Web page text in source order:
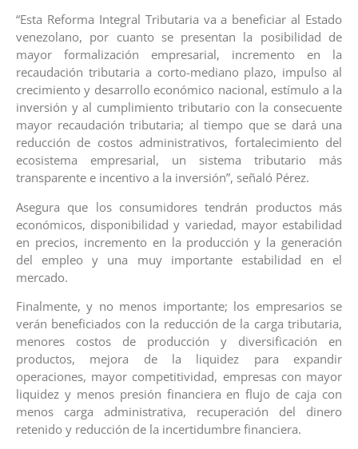
“Esta Reforma Integral Tributaria va a beneficiar al Estado
venezolano, por cuanto se presentan la posibilidad de
mayor formalización empresarial, incremento en la
recaudación tributaria a corto-mediano plazo, impulso al
crecimiento y desarrollo económico nacional, estímulo a la
inversión y al cumplimiento tributario con la consecuente
mayor recaudación tributaria; al tiempo que se dará una
reducción de costos administrativos, fortalecimiento del
ecosistema empresarial, un sistema tributario más
transparente e incentivo a la inversión”, señaló Pérez.
Asegura que los consumidores tendrán productos más
económicos, disponibilidad y variedad, mayor estabilidad
en precios, incremento en la producción y la generación
del empleo y una muy importante estabilidad en el
mercado.
Finalmente, y no menos importante; los empresarios se
verán beneficiados con la reducción de la carga tributaria,
menores costos de producción y diversificación en
productos, mejora de la liquidez para expandir
operaciones, mayor competitividad, empresas con mayor
liquidez y menos presión financiera en flujo de caja con
menos carga administrativa, recuperación del dinero
retenido y reducción de la incertidumbre financiera.